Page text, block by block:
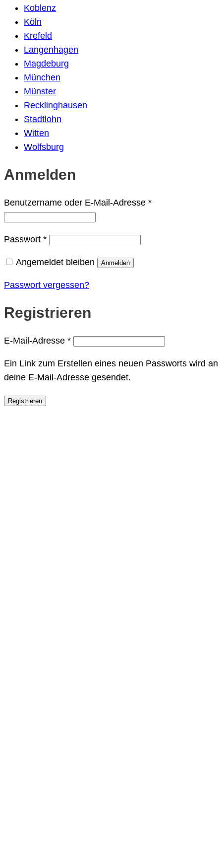
Koblenz
Köln
Krefeld
Langenhagen
Magdeburg
München
Münster
Recklinghausen
Stadtlohn
Witten
Wolfsburg
Anmelden
Benutzername oder E-Mail-Adresse *Erforderlich
Passwort *Erforderlich
Angemeldet bleiben Anmelden
Passwort vergessen?
Registrieren
E-Mail-Adresse *Erforderlich
Ein Link zum Erstellen eines neuen Passworts wird an
deine E-Mail-Adresse gesendet.
Registrieren